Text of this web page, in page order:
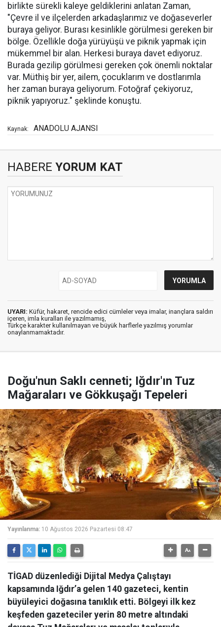
birlikte sürekli kaleye geldiklerini anlatan Zaman,
"Çevre il ve ilçelerden arkadaşlarımız ve doğaseverler
buraya geliyor. Burası kesinlikle görülmesi gereken bir
bölge. Özellikle doğa yürüyüşü ve piknik yapmak için
mükemmel bir alan. Herkesi buraya davet ediyoruz.
Burada gezilip görülmesi gereken çok önemli noktalar
var. Müthiş bir yer, ailem, çocuklarım ve dostlarımla
her zaman buraya geliyorum. Fotoğraf çekiyoruz,
piknik yapıyoruz." şeklinde konuştu.
Kaynak: ANADOLU AJANSI
HABERE YORUM KAT
UYARI: Küfür, hakaret, rencide edici cümleler veya imalar, inançlara saldırı
içeren, imla kuralları ile yazılmamış,
Türkçe karakter kullanılmayan ve büyük harflerle yazılmış yorumlar
onaylanmamaktadır.
Doğu'nun Saklı cenneti; Iğdır'ın Tuz
Mağaraları ve Gökkuşağı Tepeleri
Yayınlanma: 10 Ağustos 2026 Pazartesi 08:47
TİGAD düzenlediği Dijital Medya Çalıştayı
kapsamında Iğdır’a gelen 140 gazeteci, kentin
büyüleyici doğasına tanıklık etti. Bölgeyi ilk kez
keşfeden gazeteciler yerin 80 metre altındaki